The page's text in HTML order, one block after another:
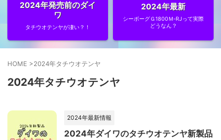
2024年発売前のダイ
ワ
タチウオテンヤが凄い？！
2024年最新
シーボーグＧ1800Ｍ‐RJって実際
どうなん？
HOME >2024年タチウオテンヤ
2024年タチウオテンヤ
2024年最新情報
2024年ダイワのタチウオテンヤ新製品